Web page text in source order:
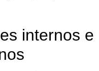
internos e